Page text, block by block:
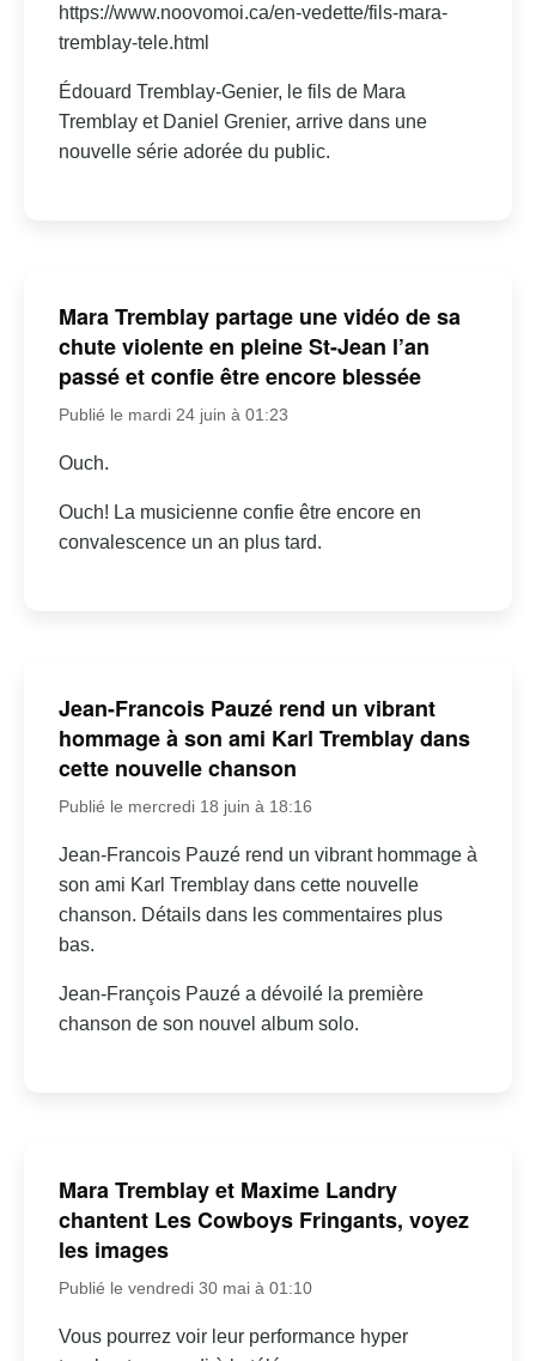
https://www.noovomoi.ca/en-vedette/fils-mara-
tremblay-tele.html
Édouard Tremblay-Genier, le fils de Mara
Tremblay et Daniel Grenier, arrive dans une
nouvelle série adorée du public.
Mara Tremblay partage une vidéo de sa
chute violente en pleine St-Jean l’an
passé et confie être encore blessée
Publié le mardi 24 juin à 01:23
Ouch.
Ouch! La musicienne confie être encore en
convalescence un an plus tard.
Jean-Francois Pauzé rend un vibrant
hommage à son ami Karl Tremblay dans
cette nouvelle chanson
Publié le mercredi 18 juin à 18:16
Jean-Francois Pauzé rend un vibrant hommage à
son ami Karl Tremblay dans cette nouvelle
chanson. Détails dans les commentaires plus
bas.
Jean-François Pauzé a dévoilé la première
chanson de son nouvel album solo.
Mara Tremblay et Maxime Landry
chantent Les Cowboys Fringants, voyez
les images
Publié le vendredi 30 mai à 01:10
Vous pourrez voir leur performance hyper